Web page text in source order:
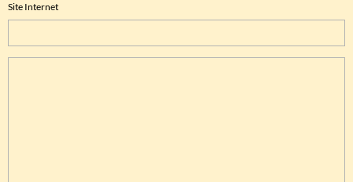
Site Internet